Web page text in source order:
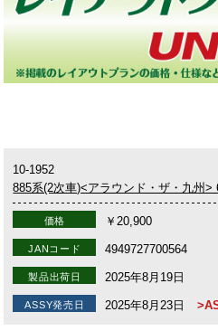
10-1952
885系(2次車)<アラウンド・ザ・九州>
価格 ￥20,900
JANコード 4949727700564
製品出荷日 2025年8月19日
ASSY発売日 2025年8月23日